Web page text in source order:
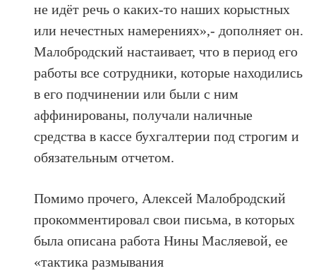
не идёт речь о каких-то наших корыстных
или нечестных намерениях»,- дополняет он.
Малобродский настаивает, что в период его
работы все сотрудники, которые находились
в его подчинении или были с ним
аффинированы, получали наличные
средства в кассе бухгалтерии под строгим и
обязательным отчетом.
Помимо прочего, Алексей Малобродский
прокомментировал свои письма, в которых
была описана работа Нины Масляевой, ее
«тактика размывания